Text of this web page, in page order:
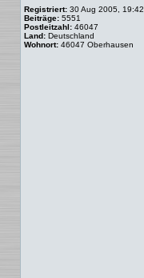
Registriert: 30 Aug 2005, 19:42
Beiträge: 5551
Postleitzahl: 46047
Land: Deutschland
Wohnort: 46047 Oberhausen